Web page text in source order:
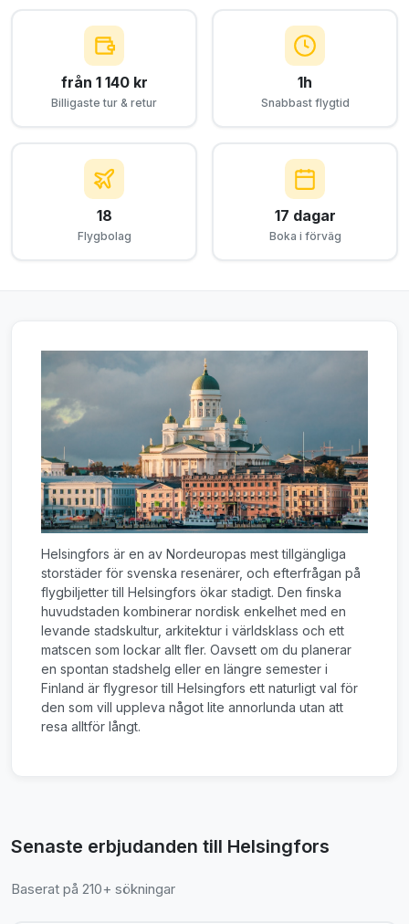
från 1 140 kr
Billigaste tur & retur
1h
Snabbast flygtid
18
Flygbolag
17 dagar
Boka i förväg
Helsingfors är en av Nordeuropas mest tillgängliga
storstäder för svenska resenärer, och efterfrågan på
flygbiljetter till Helsingfors ökar stadigt. Den finska
huvudstaden kombinerar nordisk enkelhet med en
levande stadskultur, arkitektur i världsklass och ett
matscen som lockar allt fler. Oavsett om du planerar
en spontan stadshelg eller en längre semester i
Finland är flygresor till Helsingfors ett naturligt val för
den som vill uppleva något lite annorlunda utan att
resa alltför långt.
Senaste erbjudanden till Helsingfors
Baserat på 210+ sökningar